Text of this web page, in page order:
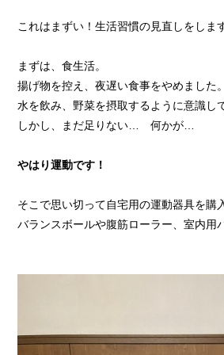
これはまずい！生活習慣の見直しをしま
まずは、食生活。
揚げ物を控え、夜遅い食事をやめました
水を飲み、野菜を摂取するように意識し
しかし、まだ足りない… 何かが…
やはり運動です！
そこで思い切って自宅用の運動器具を購
バランスボールや腹筋ローラー、室内用